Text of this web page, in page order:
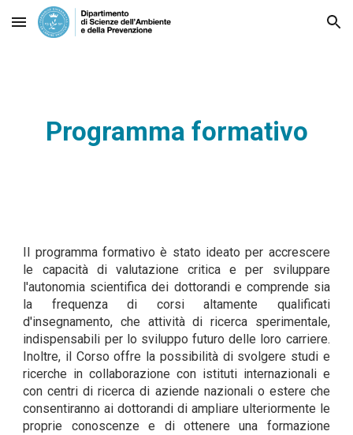
Skip to main content Skip to navigation
Programma formativo
Il programma formativo è stato ideato per accrescere
le capacità di valutazione critica e per sviluppare
l'autonomia scientifica dei dottorandi e comprende sia
la frequenza di corsi altamente qualificati
d'insegnamento, che attività di ricerca sperimentale,
indispensabili per lo sviluppo futuro delle loro carriere.
Inoltre, il Corso offre la possibilità di svolgere studi e
ricerche in collaborazione con istituti internazionali e
con centri di ricerca di aziende nazionali o estere che
consentiranno ai dottorandi di ampliare ulteriormente le
proprie conoscenze e di ottenere una formazione